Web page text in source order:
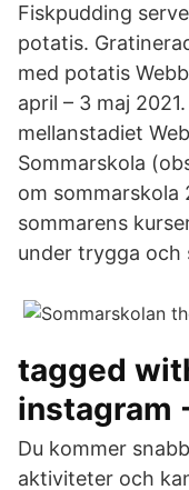
Fiskpudding
potatis.
med potatis
april – 3 maj
mellanstadiet
Sommarskola
om sommarskola
sommarens
under trygga och
tagged
instagram
Du kommer
aktiviteter och